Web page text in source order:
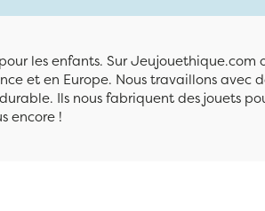
les enfants. Sur
et en Europe. Nous travaillons avec
Ils nous fabriquent des jouets
encore !